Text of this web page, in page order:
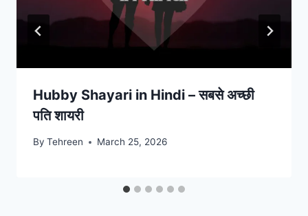
Hubby Shayari in Hindi – सबसे अच्छी
पति शायरी
By Tehreen March 25, 2026